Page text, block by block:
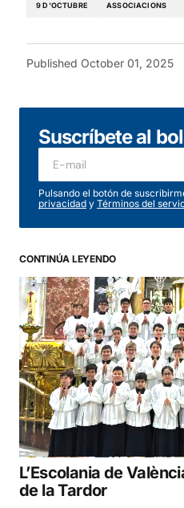
9 D'OCTUBRE ASSOCIACIONS
Published October 01, 2025
Suscríbete al
Pulsando el botón de
privacidad y Términos del
CONTINÚA LEYENDO
L’Escolania de
de la Tardor